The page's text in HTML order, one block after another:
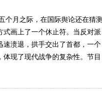
个月之际，在国际舆论还在猜测
画上了一个休止符。当反对派
速溃退，拱手交出了首都，一个
现了现代战争的复杂性。节目